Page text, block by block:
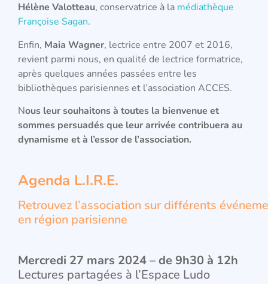
Hélène Valotteau, conservatrice à la médiathèque
Françoise Sagan.
Enfin, Maia Wagner, lectrice entre 2007 et 2016,
revient parmi nous, en qualité de lectrice formatrice,
après quelques années passées entre les
bibliothèques parisiennes et l’association ACCES.
Nous leur souhaitons à toutes la bienvenue et
sommes persuadés que leur arrivée contribuera au
dynamisme et à l’essor de l’association.
Agenda L.I.R.E.
Retrouvez l’association sur différents
en région parisienne
Mercredi 27 mars 2024 – de 9h30 à 12h
Lectures partagées à l’Espace Ludo